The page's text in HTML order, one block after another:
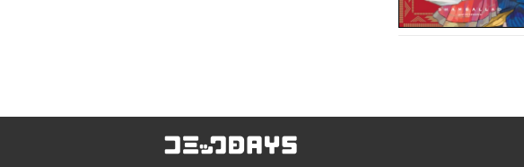
コミックDAYS